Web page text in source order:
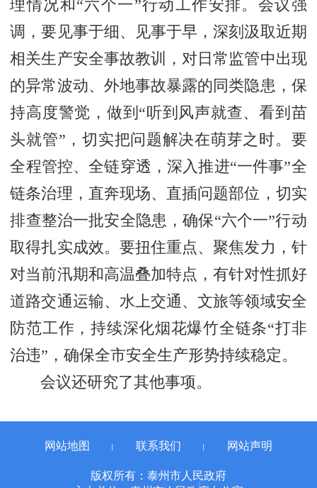
理情况和“六个一”行动工作安排。会议强
调，要见事于细、见事于早，深刻汲取近期
相关生产安全事故教训，对日常监管中出现
的异常波动、外地事故暴露的同类隐患，保
持高度警觉，做到“听到风声就查、看到苗
头就管”，切实把问题解决在萌芽之时。要
全程管控、全链穿透，深入推进“一件事”全
链条治理，直奔现场、直插问题部位，切实
排查整治一批安全隐患，确保“六个一”行动
取得扎实成效。要扭住重点、聚焦发力，针
对当前汛期和高温叠加特点，有针对性抓好
道路交通运输、水上交通、文旅等领域安全
防范工作，持续深化烟花爆竹全链条“打非
治违”，确保全市安全生产形势持续稳定。
会议还研究了其他事项。
网站地图 联系我们 网站声明
版权所有：泰州市人民政府